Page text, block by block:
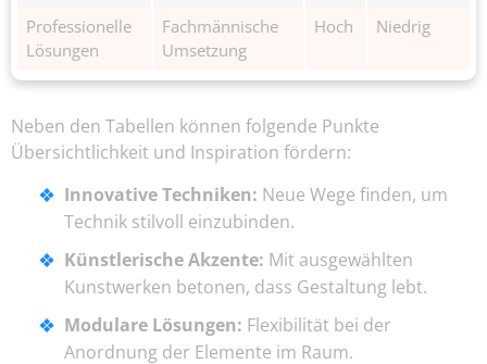
Professionelle
Lösungen
Fachmännische
Umsetzung
Hoch Niedrig
Neben den Tabellen können folgende Punkte
Übersichtlichkeit und Inspiration fördern:
Innovative Techniken: Neue Wege finden, um
Technik stilvoll einzubinden.
Künstlerische Akzente: Mit ausgewählten
Kunstwerken betonen, dass Gestaltung lebt.
Modulare Lösungen: Flexibilität bei der
Anordnung der Elemente im Raum.